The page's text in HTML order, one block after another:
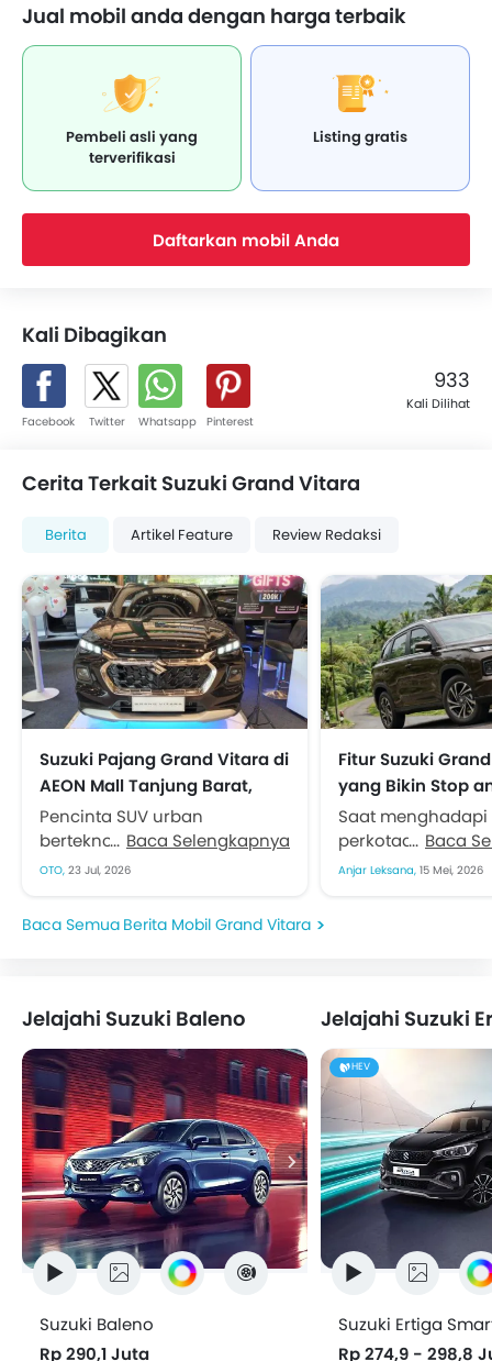
jurnalistik otomotif diawali dengan menulis untuk
majalah otomotif ternama seperti Autocar Indonesia,
Autobild, hingga Black Experience. Pengalamannya
mengulas mobil serta pengetahuannya di bidang
industri menjadi modal berharga untuk
menyuguhkan tulisan yang berkualitas.
Jual mobil anda dengan harga terbaik
Pembeli asli yang
terverifikasi
Listing gratis
Daftarkan mobil Anda
Kali Dibagikan
Facebook Twitter Whatsapp Pinterest
933
Kali Dilihat
Cerita Terkait Suzuki Grand Vitara
Berita Artikel Feature Review Redaksi
Suzuki Pajang Grand Vitara di
AEON Mall Tanjung Barat,
Sapa Konsumen Jakarta
Selatan
Pencinta SUV urban
berteknologi ramah
lingkungan di area Jakarta
mendapat kesempatan emas
untuk melihat lebih dekat
Baca Selengkapnya
OTO, 23 Jul, 2026
Fitur Suzuki
yang Bikin Stop
Nyaman dan
Saat
perkotaan
panjang saat
Baca
Anjar Leksana, 15 Mei, 2026
Berita Mobil Grand Vitara
Jelajahi Suzuki Baleno
Suzuki Baleno
Rp 290,1 Juta
HEV
Suzuki Ertiga
Rp 274,9 - 298,8